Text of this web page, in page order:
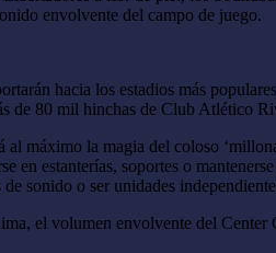
envolvente del campo de juego.
hacia los estadios más
de 80 mil hinchas de Club Atlético
al máximo la magia del coloso
en estanterías, soportes o
sonido o ser unidades
el volumen envolvente del